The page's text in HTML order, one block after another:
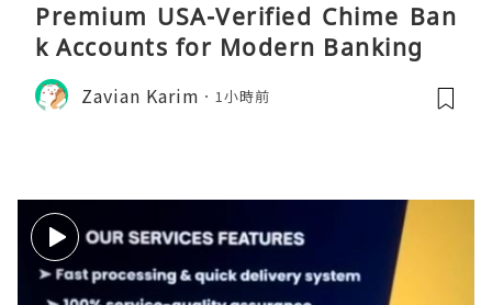
Premium USA-Verified Chime Ban
k Accounts for Modern Banking
Zavian Karim 1小時前